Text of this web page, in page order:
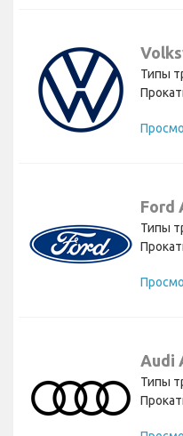
Типы
Ford
Типы
Audi
Типы